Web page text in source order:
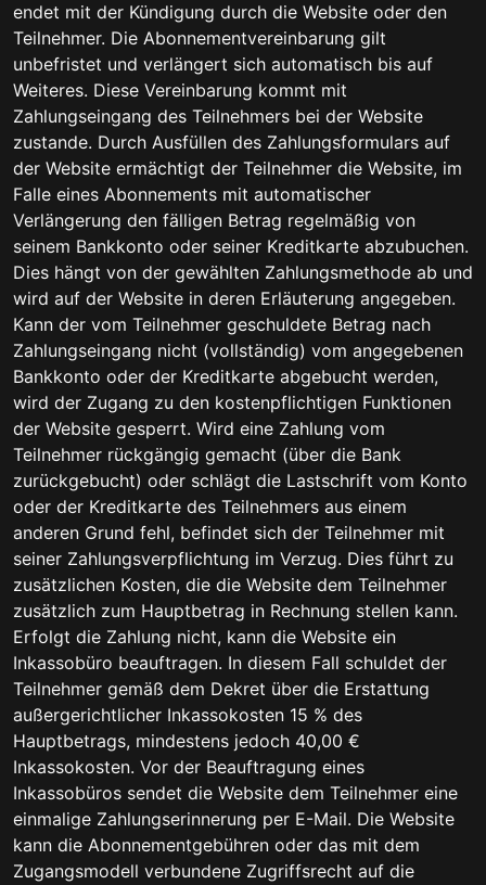
endet mit der Kündigung durch die Website oder den
Teilnehmer. Die Abonnementvereinbarung gilt
unbefristet und verlängert sich automatisch bis auf
Weiteres. Diese Vereinbarung kommt mit
Zahlungseingang des Teilnehmers bei der Website
zustande. Durch Ausfüllen des Zahlungsformulars auf
der Website ermächtigt der Teilnehmer die Website, im
Falle eines Abonnements mit automatischer
Verlängerung den fälligen Betrag regelmäßig von
seinem Bankkonto oder seiner Kreditkarte abzubuchen.
Dies hängt von der gewählten Zahlungsmethode ab und
wird auf der Website in deren Erläuterung angegeben.
Kann der vom Teilnehmer geschuldete Betrag nach
Zahlungseingang nicht (vollständig) vom angegebenen
Bankkonto oder der Kreditkarte abgebucht werden,
wird der Zugang zu den kostenpflichtigen Funktionen
der Website gesperrt. Wird eine Zahlung vom
Teilnehmer rückgängig gemacht (über die Bank
zurückgebucht) oder schlägt die Lastschrift vom Konto
oder der Kreditkarte des Teilnehmers aus einem
anderen Grund fehl, befindet sich der Teilnehmer mit
seiner Zahlungsverpflichtung im Verzug. Dies führt zu
zusätzlichen Kosten, die die Website dem Teilnehmer
zusätzlich zum Hauptbetrag in Rechnung stellen kann.
Erfolgt die Zahlung nicht, kann die Website ein
Inkassobüro beauftragen. In diesem Fall schuldet der
Teilnehmer gemäß dem Dekret über die Erstattung
außergerichtlicher Inkassokosten 15 % des
Hauptbetrags, mindestens jedoch 40,00 €
Inkassokosten. Vor der Beauftragung eines
Inkassobüros sendet die Website dem Teilnehmer eine
einmalige Zahlungserinnerung per E-Mail. Die Website
kann die Abonnementgebühren oder das mit dem
Zugangsmodell verbundene Zugriffsrecht auf die